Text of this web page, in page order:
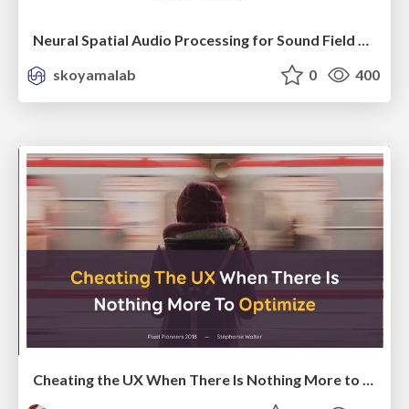
skoyamalab
0 400
Cheating the UX When There Is Nothing More to Optimize - PixelPioneers